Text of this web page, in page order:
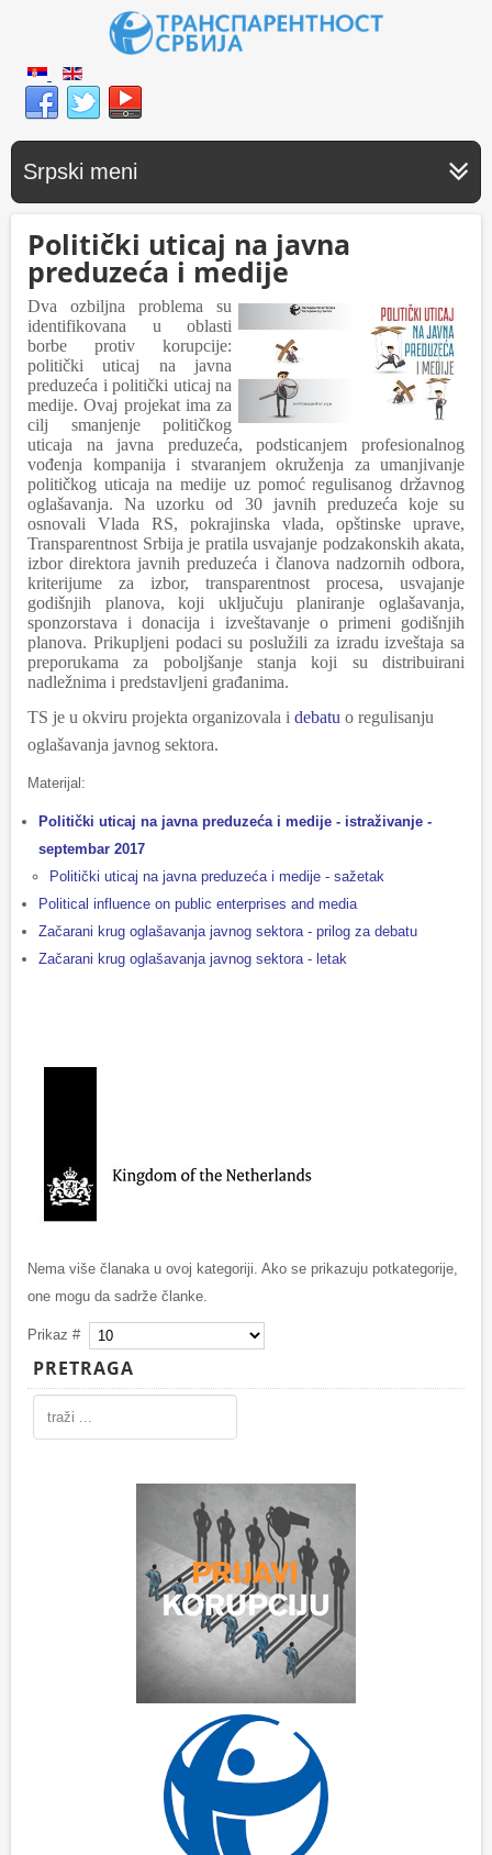
Srpski meni
Politički uticaj na javna
preduzeća i medije
Dva ozbiljna problema su
identifikovana u oblasti
borbe protiv korupcije:
politički uticaj na javna
preduzeća i politički uticaj na
medije. Ovaj projekat ima za
cilj smanjenje političkog
uticaja na javna preduzeća, podsticanjem profesionalnog
vođenja kompanija i stvaranjem okruženja za umanjivanje
političkog uticaja na medije uz pomoć regulisanog državnog
oglašavanja. Na uzorku od 30 javnih preduzeća koje su
osnovali Vlada RS, pokrajinska vlada, opštinske uprave,
Transparentnost Srbija je pratila usvajanje podzakonskih akata,
izbor direktora javnih preduzeća i članova nadzornih odbora,
kriterijume za izbor, transparentnost procesa, usvajanje
godišnjih planova, koji uključuju planiranje oglašavanja,
sponzorstava i donacija i izveštavanje o primeni godišnjih
planova. Prikupljeni podaci su poslužili za izradu izveštaja sa
preporukama za poboljšanje stanja koji su distribuirani
nadležnima i predstavljeni građanima.
TS je u okviru projekta organizovala i debatu o regulisanju
oglašavanja javnog sektora.
Materijal:
Politički uticaj na javna preduzeća i medije - istraživanje -
septembar 2017
Politički uticaj na javna preduzeća i medije - sažetak
Political influence on public enterprises and media
Začarani krug oglašavanja javnog sektora - prilog za debatu
Začarani krug oglašavanja javnog sektora - letak
Nema više članaka u ovoj kategoriji. Ako se prikazuju potkategorije,
one mogu da sadrže članke.
Prikaz #
PRETRAGA